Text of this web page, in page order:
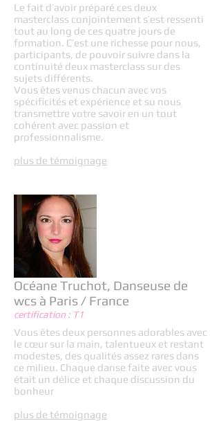
Le fait d’avoir préparé ces deux
masterclass conjointement s’est ressenti
tout au long de ces quatre jours de
formation. C’est une richesse pour nous,
participants, de pouvoir suivre dans la
continuité deux masterclass sur des
sujets différents.
Vous êtes venus chacun avec vos
spécificités et expérience et su nous
transmettre votre savoir en un tout
cohérent avec passion et
professionnalisme.
plus de témoignage
Océane Truchot, Danseuse de
wcs à Paris / France
certification : T1
Vous êtes deux personnes adorables avec
le cœur sur la main, talentueux et restant
modestes, des qualités assez rares dans
ce milieu. Chaque danse faite avec vous
était un délice et chaque discussion du
bonheur
plus de témoignage